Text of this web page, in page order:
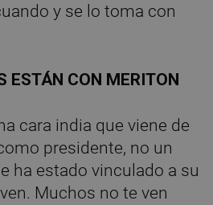
y se lo toma con
ESTÁN CON MERITON
cara india que viene de
presidente, no un
ha estado vinculado a su
Muchos no te ven